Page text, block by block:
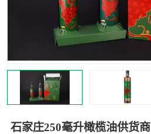
石家庄250毫升橄榄油供货商